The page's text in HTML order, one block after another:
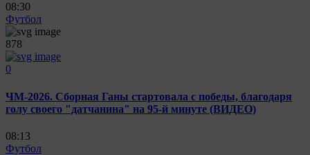
08:30
Футбол
878
0
ЧМ-2026. Сборная Ганы стартовала с победы, благодаря
голу своего "датчанина" на 95-й минуте (ВИДЕО)
08:13
Футбол